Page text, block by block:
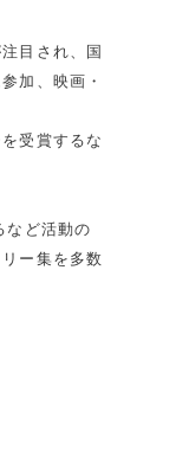
目され、国
加、映画・
受賞するな
など活動の
ー集を多数